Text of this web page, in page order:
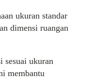
ukuran standar
dimensi ruangan
sesuai ukuran
membantu